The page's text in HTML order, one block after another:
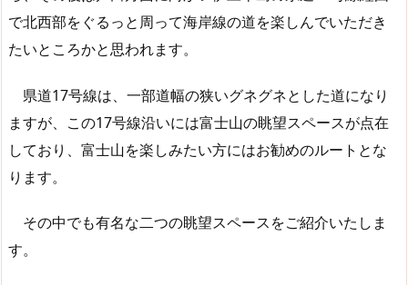
で北西部をぐるっと周って海岸線の道を楽しんでいただき
たいところかと思われます。
県道17号線は、一部道幅の狭いグネグネとした道になり
ますが、この17号線沿いには富士山の眺望スペースが点在
しており、富士山を楽しみたい方にはお勧めのルートとな
ります。
その中でも有名な二つの眺望スペースをご紹介いたしま
す。